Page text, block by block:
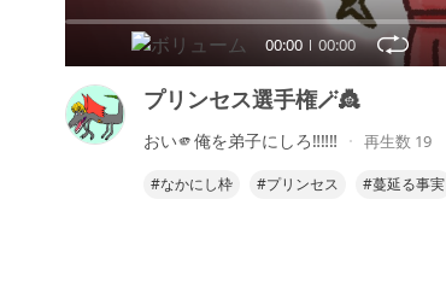
00:00 00:00
プリンセス選手権🪄👸
おい🫵俺を弟子にしろ‼️‼️‼️ 再生数 19
#なかにし枠 #プリンセス #蔓延る事実